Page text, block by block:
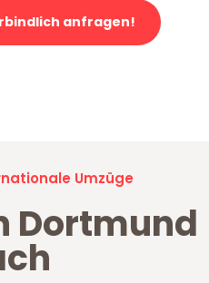
anfragen!
Umzüge
Dortmund